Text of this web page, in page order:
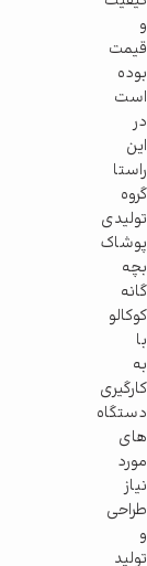
و
قیمت
بوده
است
در
این
راستا
گروه
تولیدی
پوشاک
بچه
گانه
کوکالو
با
به
کارگیری
دستگاه
های
مورد
نیاز
طراحی
و
تولید